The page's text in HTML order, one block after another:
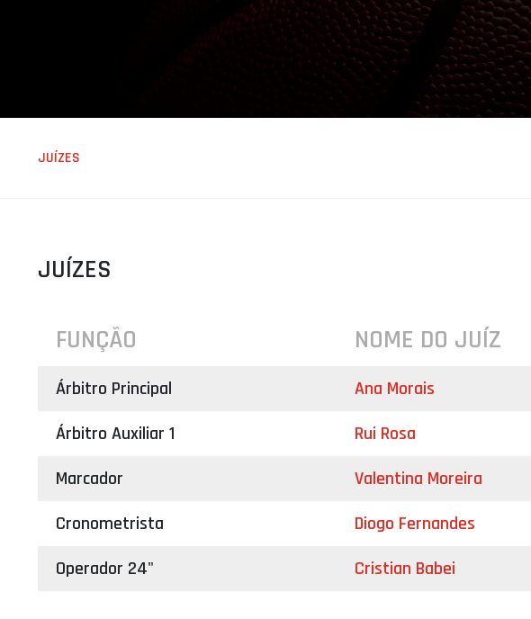
JUÍZES
JUÍZES
FUNÇÃO NOME DO JUÍZ
Árbitro Principal Ana Morais
Árbitro Auxiliar 1
Rui Rosa
Marcador
Valentina Moreira
Cronometrista
Diogo Fernandes
Operador 24"
Cristian Babei